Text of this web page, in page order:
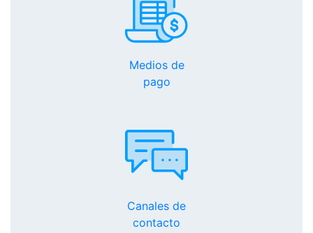
Medios de
pago
Canales de
contacto